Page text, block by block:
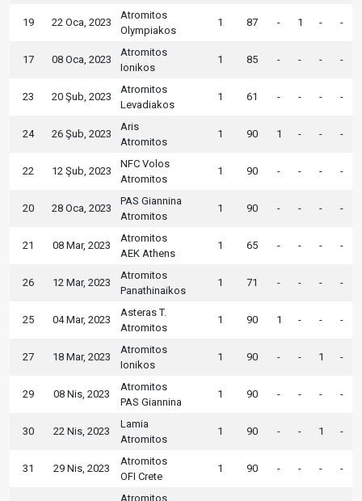
19 22 Oca, 2023
Atromitos
Olympiakos
1 87 - 1 - -
17 08 Oca, 2023
Atromitos
Ionikos
1 85 - - - -
23 20 Şub, 2023
Atromitos
Levadiakos
1 61 - - - -
24 26 Şub, 2023
Aris
Atromitos
1 90 1 - - -
22 12 Şub, 2023
NFC Volos
Atromitos
1 90 - - - -
20 28 Oca, 2023
PAS Giannina
Atromitos
1 90 - - - -
21 08 Mar, 2023
Atromitos
AEK Athens
1 65 - - - -
26 12 Mar, 2023
Atromitos
Panathinaikos
1 71 - - - -
25 04 Mar, 2023
Asteras T.
Atromitos
1 90 1 - - -
27 18 Mar, 2023
Atromitos
Ionikos
1 90 - - 1 -
29 08 Nis, 2023
Atromitos
PAS Giannina
1 90 - - - -
30 22 Nis, 2023
Lamia
Atromitos
1 90 - - 1 -
31 29 Nis, 2023
Atromitos
OFI Crete
1 90 - - - -
Atromitos